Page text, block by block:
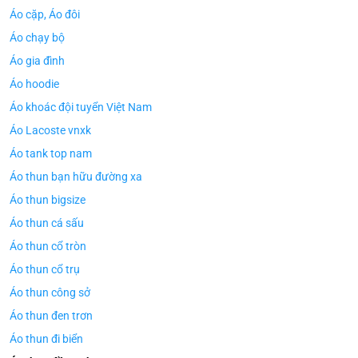
Áo cặp, Áo đôi
Áo chạy bộ
Áo gia đình
Áo hoodie
Áo khoác đội tuyển Việt Nam
Áo Lacoste vnxk
Áo tank top nam
Áo thun bạn hữu đường xa
Áo thun bigsize
Áo thun cá sấu
Áo thun cổ tròn
Áo thun cổ trụ
Áo thun công sở
Áo thun đen trơn
Áo thun đi biển